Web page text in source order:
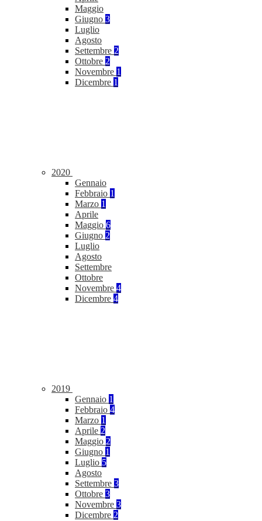
Maggio
Giugno 3
Luglio
Agosto
Settembre 2
Ottobre 2
Novembre 1
Dicembre 1
2020
Gennaio
Febbraio 1
Marzo 1
Aprile
Maggio 6
Giugno 2
Luglio
Agosto
Settembre
Ottobre
Novembre 4
Dicembre 4
2019
Gennaio 1
Febbraio 4
Marzo 1
Aprile 2
Maggio 2
Giugno 1
Luglio 5
Agosto
Settembre 3
Ottobre 3
Novembre 3
Dicembre 2